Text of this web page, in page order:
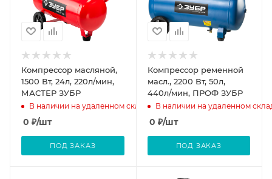
Компрессор масляной,
1500 Вт, 24л, 220л/мин,
МАСТЕР ЗУБР
В наличии на удаленном складе
0 ₽/шт
ПОД ЗАКАЗ
Компрессор ременной
масл., 2200 Вт, 50л,
440л/мин, ПРОФ ЗУБР
В наличии на удаленном
0 ₽/шт
ПОД ЗАКАЗ